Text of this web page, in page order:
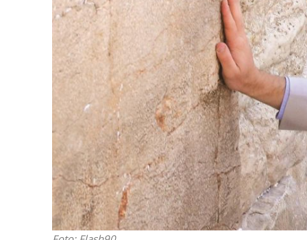
Israelische
die